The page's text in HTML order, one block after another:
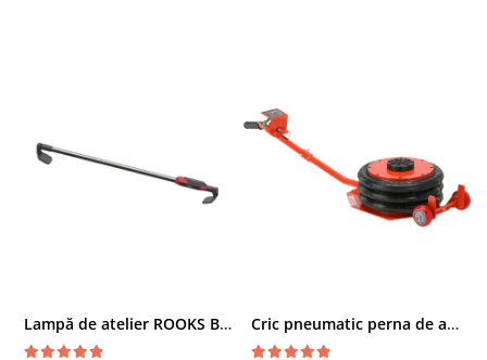
Lampă de atelier ROOKS B2 HYBRID pentru capotă, 2000 lumeni, 5000 mAh Cric pneumatic perna de aer cu inaltator 6T